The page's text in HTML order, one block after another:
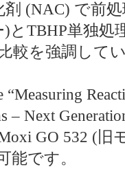
剤 (NAC) で前
とTBHP単独処
較を強調して
– Next
GO 532 (旧
能です。